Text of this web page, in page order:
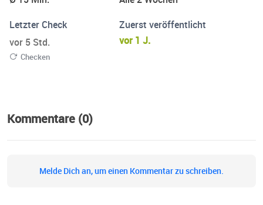
Letzter Check
vor 5 Std.
Checken
Zuerst veröffentlicht
vor 1 J.
Kommentare (0)
Melde Dich an, um einen Kommentar zu schreiben.